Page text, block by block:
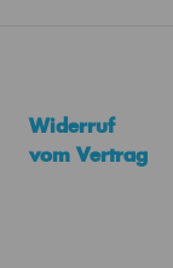
Widerruf
vom Vertrag